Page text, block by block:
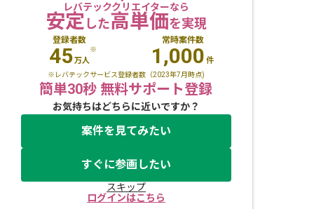
レバテッククリエイターなら
安定した高単価を実現
登録者数
45万人
※
常時案件数
1,000 件
※レバテックサービス登録者数（2023年7月時点)
簡単30秒 無料サポート登録
お気持ちはどちらに近いですか？
案件を見てみたい
すぐに参画したい
スキップ
ログインはこちら